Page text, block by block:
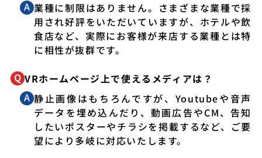
業種に制限はありません。さまざまな業種で採
用され好評をいただいていますが、ホテルや飲
食店など、実際にお客様が来店する業種とは特
に相性が抜群です。
VRホームページ上で使えるメディアは？
静止画像はもちろんですが、Youtubeや音声
データを埋め込んだり、動画広告やCM、告知
したいポスターやチラシを掲載するなど、ご要
望により多岐に対応いたします。